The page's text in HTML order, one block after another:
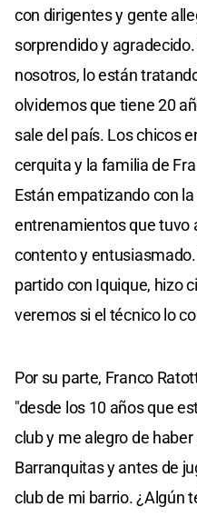
con dirigentes y gente
sorprendido y
nosotros, lo están
olvidemos que tiene 20
sale del país. Los chicos
cerquita y la familia de
Están empatizando con
entrenamientos que tuvo
contento y
partido con Iquique, hizo
veremos si el técnico lo
Por su parte, Franco
"desde los 10 años que
club y me alegro de
Barranquitas y antes de
club de mi barrio. ¿Algún